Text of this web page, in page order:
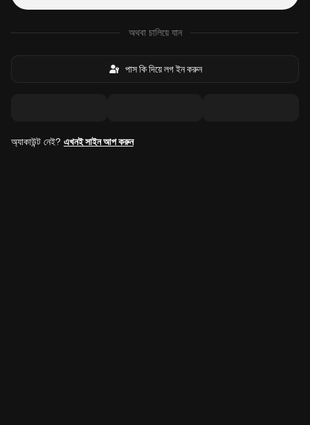
অথবা চালিয়ে যান
পাস কি দিয়ে লগ ইন করুন
অ্যাকাউন্ট নেই? এখনই সাইন আপ করুন